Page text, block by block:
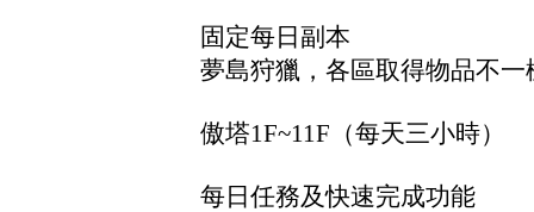
固定每日副本
夢島狩獵，各區取得物品不
傲塔1F~11F（每天三小時）
每日任務及快速完成功能